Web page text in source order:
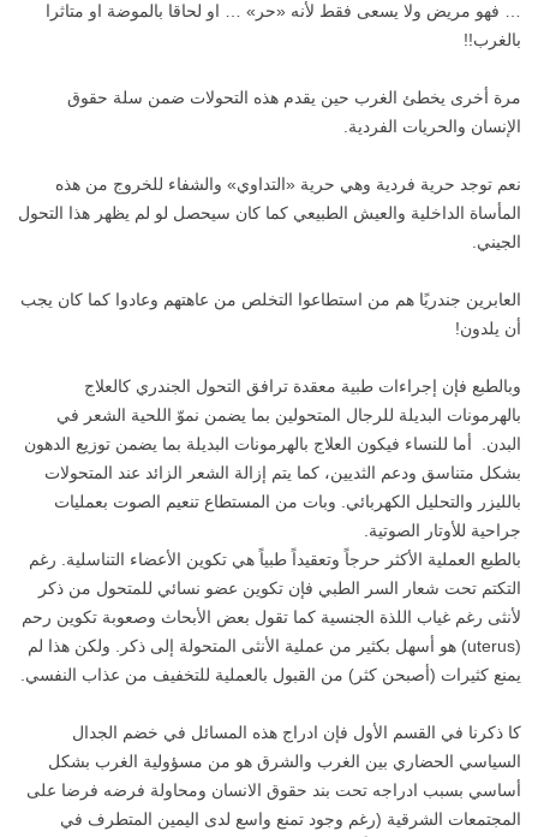
… فهو مريض ولا يسعى فقط لأنه «حر» … او لحاقا بالموضة او متاثرا
بالغرب!!
مرة أخرى يخطئ الغرب حين يقدم هذه التحولات ضمن سلة حقوق
الإنسان والحريات الفردية.
نعم توجد حرية فردية وهي حرية «التداوي» والشفاء للخروج من هذه
المأساة الداخلية والعيش الطبيعي كما كان سيحصل لو لم يظهر هذا التحول
الجيني.
العابرين جندريًا هم من استطاعوا التخلص من عاهتهم وعادوا كما كان يجب
أن يلدون!
وبالطبع فإن إجراءات طبية معقدة ترافق التحول الجندري كالعلاج
بالهرمونات البديلة للرجال المتحولين بما يضمن نموّ اللحية الشعر في
البدن. أما للنساء فيكون العلاج بالهرمونات البديلة بما يضمن توزيع الدهون
بشكل متناسق ودعم الثديين، كما يتم إزالة الشعر الزائد عند المتحولات
بالليزر والتحليل الكهربائي. وبات من المستطاع تنعيم الصوت بعمليات
جراحية للأوتار الصوتية.
بالطبع العملية الأكثر حرجاً وتعقيداً طبياً هي تكوين الأعضاء التناسلية. رغم
التكتم تحت شعار السر الطبي فإن تكوين عضو نسائي للمتحول من ذكر
لأنثى رغم غياب اللذة الجنسية كما تقول بعض الأبحاث وصعوبة تكوين رحم
(uterus) هو أسهل بكثير من عملية الأنثى المتحولة إلى ذكر. ولكن هذا لم
يمنع كثيرات (أصبحن كثر) من القبول بالعملية للتخفيف من عذاب النفسي.
كا ذكرنا في القسم الأول فإن ادراج هذه المسائل في خضم الجدال
السياسي الحضاري بين الغرب والشرق هو من مسؤولية الغرب بشكل
أساسي بسبب ادراجه تحت بند حقوق الانسان ومحاولة فرضه فرضا على
المجتمعات الشرقية (رغم وجود تمنع واسع لدى اليمين المتطرف في